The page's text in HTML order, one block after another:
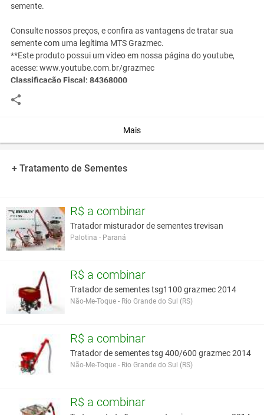
semente.
Consulte nossos preços, e confira as vantagens de tratar sua
semente com uma legítima MTS Grazmec.
**Este produto possui um vídeo em nossa página do youtube,
acesse: www.youtube.com.br/grazmec
Classificação Fiscal: 84368000
Código Finame: 1445928
Especificações
Largura Total: 0,7 m
Motor: ½ cv
Você assume toda a responsabilidade pela cotação deste item. Você acha que
este anúncio é contra a política de Agroads?
Mais
+ Tratamento de Sementes
R$ a combinar
Tratador misturador de sementes trevisan
Palotina - Paraná
R$ a combinar
Tratador de sementes tsg1100 grazmec 2014
Não-Me-Toque - Rio Grande do Sul (RS)
R$ a combinar
Tratador de sementes tsg 400/600 grazmec 2014
Não-Me-Toque - Rio Grande do Sul (RS)
R$ a combinar